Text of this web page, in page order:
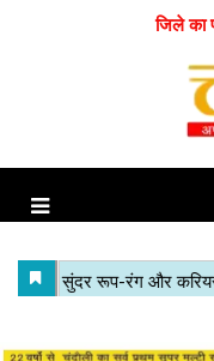
जिले का